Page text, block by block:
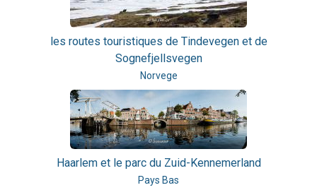
les routes touristiques de Tindevegen et de
Sognefjellsvegen
Norvege
Haarlem et le parc du Zuid-Kennemerland
Pays Bas